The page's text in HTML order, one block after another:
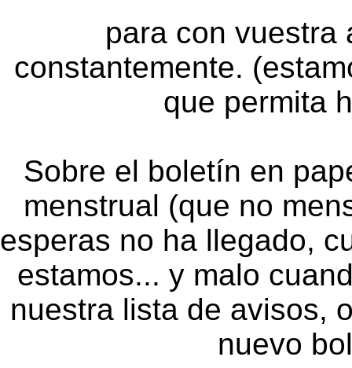
para con vuestra
constantemente.
que permita
Sobre el boletín en
menstrual (que no
esperas no ha llegado,
estamos... y malo
nuestra lista de avisos,
nuevo